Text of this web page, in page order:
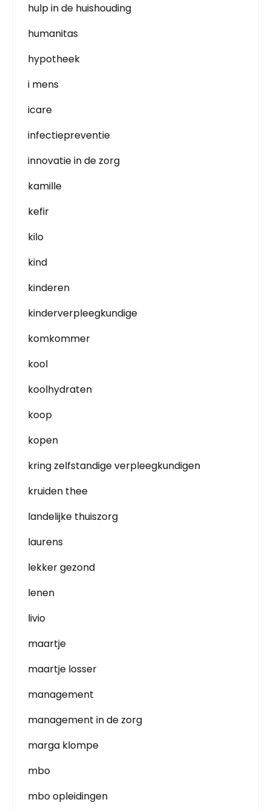
hulp in de huishouding
humanitas
hypotheek
i mens
icare
infectiepreventie
innovatie in de zorg
kamille
kefir
kilo
kind
kinderen
kinderverpleegkundige
komkommer
kool
koolhydraten
koop
kopen
kring zelfstandige verpleegkundigen
kruiden thee
landelijke thuiszorg
laurens
lekker gezond
lenen
livio
maartje
maartje losser
management
management in de zorg
marga klompe
mbo
mbo opleidingen